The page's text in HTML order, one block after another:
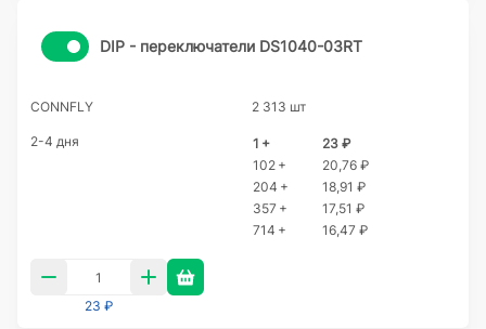
DIP - переключатели DS1040-03RT
CONNFLY 2 313 шт
2-4 дня 1 +
23 ₽
102 +
20,76 ₽
204 +
18,91 ₽
357 +
17,51 ₽
714 +
16,47 ₽
23 ₽